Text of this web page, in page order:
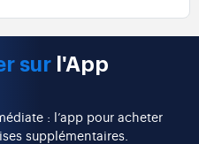
sur l'App
: l’app pour acheter
supplémentaires.